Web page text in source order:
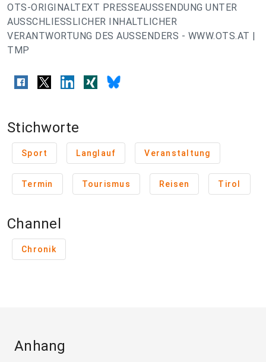
OTS-ORIGINALTEXT PRESSEAUSSENDUNG UNTER
AUSSCHLIESSLICHER INHALTLICHER
VERANTWORTUNG DES AUSSENDERS - WWW.OTS.AT |
TMP
Stichworte
Sport Langlauf Veranstaltung
Termin Tourismus Reisen Tirol
Channel
Chronik
Anhang